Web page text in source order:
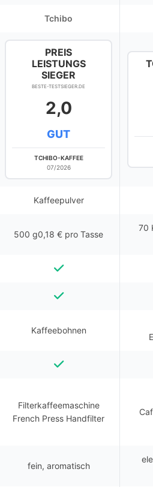
Tchibo
PREIS
LEISTUNGS
SIEGER
BESTE-TESTSIEGER.DE
2,0
GUT
TCHIBO-KAFFEE
07/2026
Kaffeepulver
500 g0,18 € pro Tasse
70
Kaffeebohnen
Filterkaffeemaschine
French Press Handfilter
fein, aromatisch